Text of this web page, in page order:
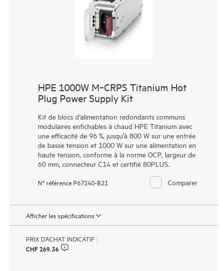
HPE 1000W M‑CRPS Titanium Hot
Plug Power Supply Kit
Kit de blocs d’alimentation redondants communs
modulaires enfichables à chaud HPE Titanium avec
une efficacité de 96 %, jusqu’à 800 W sur une entrée
de basse tension et 1000 W sur une alimentation en
haute tension, conforme à la norme OCP, largeur de
60 mm, connecteur C14 et certifié 80PLUS.
N° référence P67240-B21 Comparer
Afficher les spécifications
PRIX D’ACHAT INDICATIF :
CHF 269.36